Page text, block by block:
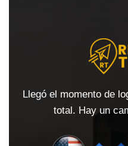
Llegó el momento de
total. Hay un